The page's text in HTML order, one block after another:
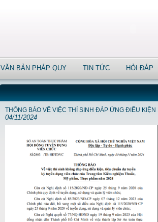
VĂN BẢN PHÁP QUY TIN TỨC HỎI ĐÁP
THÔNG BÁO VỀ VIỆC THÍ SINH ĐÁP ỨNG ĐIỀU
04/11/2024